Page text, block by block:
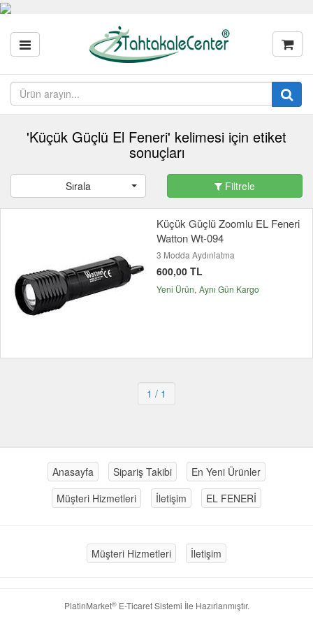
'Küçük Güçlü El Feneri' kelimesi için etiket
sonuçları
Sırala Filtrele
Küçük Güçlü Zoomlu EL Feneri
Watton Wt-094
3 Modda Aydınlatma
600,00 TL
Yeni Ürün Aynı Gün Kargo
1 / 1
Anasayfa Sipariş Takibi
En Yeni Ürünler
Müşteri Hizmetleri
İletişim EL FENERİ
Müşteri Hizmetleri İletişim
PlatinMarket®E-Ticaret Sistemi İle Hazırlanmıştır.